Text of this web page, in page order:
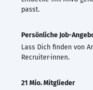
passt.
Persönliche Job-
Lass Dich finden von
Recruiter·innen.
21 Mio. Mitglieder